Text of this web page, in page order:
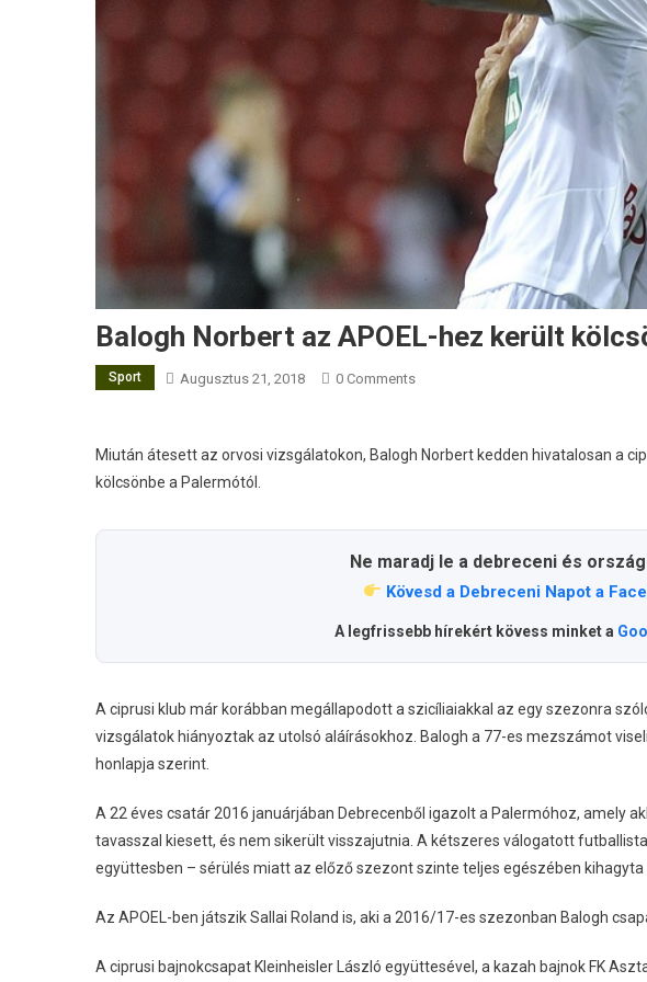
Balogh Norbert az APOEL-hez került
Sport Augusztus 21, 2018 0 Comments
Miután átesett az orvosi vizsgálatokon, Balogh Norbert kedden hivatalosan a
kölcsönbe a Palermótól.
Ne maradj le a debreceni és
Kövesd a Debreceni Napot a
A legfrissebb hírekért kövess minket a
A ciprusi klub már korábban megállapodott a szicíliaiakkal az egy szezonra
vizsgálatok hiányoztak az utolsó aláírásokhoz. Balogh a 77-es mezszámot
honlapja szerint.
A 22 éves csatár 2016 januárjában Debrecenből igazolt a Palermóhoz, amely
tavasszal kiesett, és nem sikerült visszajutnia. A kétszeres válogatott
együttesben – sérülés miatt az előző szezont szinte teljes egészében kihagyta
Az APOEL-ben játszik Sallai Roland is, aki a 2016/17-es szezonban Balogh
A ciprusi bajnokcsapat Kleinheisler László együttesével, a kazah bajnok FK